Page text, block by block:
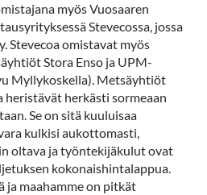
myös Vuosaaren
Stevecossa, jossa
Stevecoa omistavat myös
Stora Enso ja UPM-
Myllykoskella). Metsäyhtiöt
herkästi sormeaan
Se on sitä kuuluisaa
kulkisi aukottomasti,
oltava ja työntekijäkulut ovat
kokonaishintalappua.
ja maahamme on pitkät